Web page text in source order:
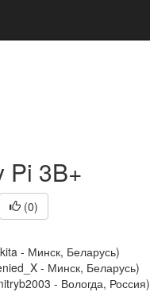
Pi 3B+
(0)
- Минск, Беларусь)
- Минск, Беларусь)
- Вологда, Россия)